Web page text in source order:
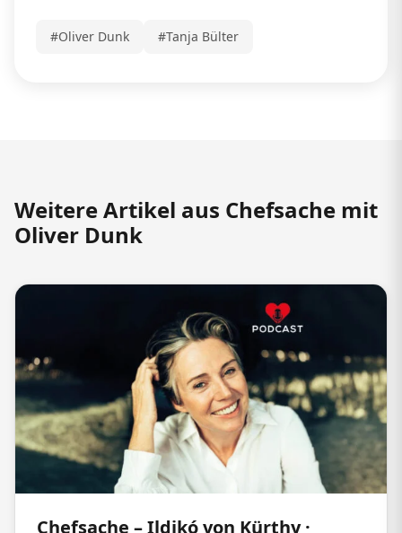
#Oliver Dunk #Tanja Bülter
Weitere Artikel aus Chefsache mit
Oliver Dunk
Chefsache – Ildikó von Kürthy ·